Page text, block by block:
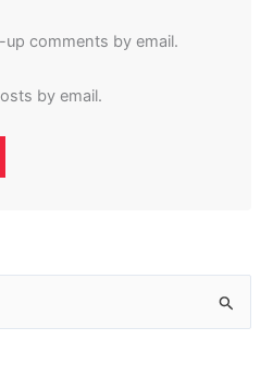
comments by email.
by email.